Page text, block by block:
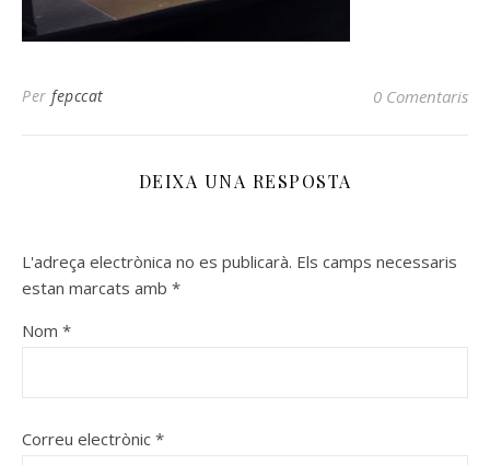
Per fepccat 0 Comentaris
DEIXA UNA RESPOSTA
L'adreça electrònica no es publicarà. Els camps necessaris
estan marcats amb *
Nom *
Correu electrònic *